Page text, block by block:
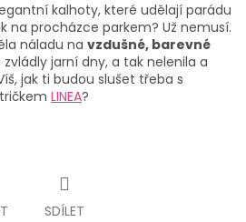
kalhoty, které udělají parádu
na procházce parkem? Už nemusí.
náladu na vzdušné, barevné
jarní dny, a tak nelenila a
jak ti budou slušet třeba s
LINEA?
SDÍLET